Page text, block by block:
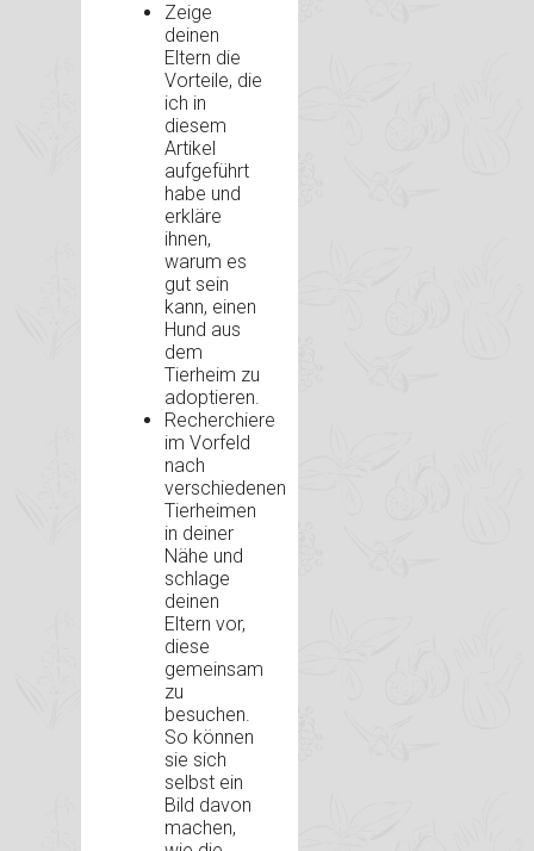
Zeige
deinen
Eltern die
Vorteile, die
ich in
diesem
Artikel
aufgeführt
habe und
erkläre
ihnen,
warum es
gut sein
kann, einen
Hund aus
dem
Tierheim zu
adoptieren.
Recherchiere
im Vorfeld
nach
verschiedenen
Tierheimen
in deiner
Nähe und
schlage
deinen
Eltern vor,
diese
gemeinsam
zu
besuchen.
So können
sie sich
selbst ein
Bild davon
machen,